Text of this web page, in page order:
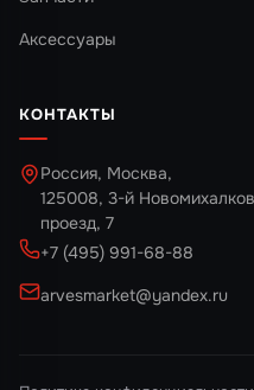
Аксессуары
КОНТАКТЫ
Россия, Москва,
125008, 3-й
проезд, 7
+7 (495) 991-68-88
arvesmarket@yandex.ru